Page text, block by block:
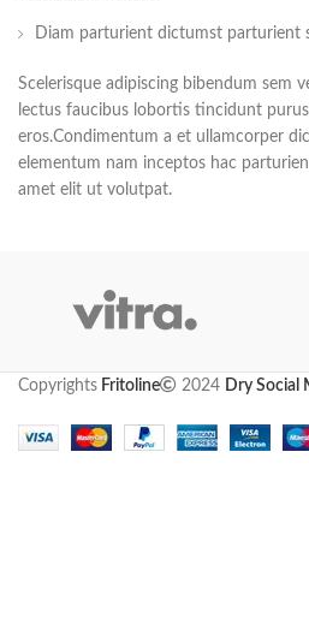
Diam parturient dictumst parturient
Scelerisque adipiscing bibendum sem
lectus faucibus lobortis tincidunt
eros.Condimentum a et ullamcorper
elementum nam inceptos hac
amet elit ut volutpat.
Copyrights Fritoline 2024 Dry Social